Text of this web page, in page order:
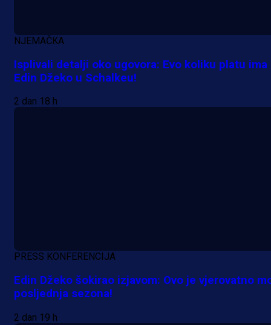
NJEMAČKA
Isplivali detalji oko ugovora: Evo koliku platu ima
Edin Džeko u Schalkeu!
2 dan 18 h
PRESS KONFERENCIJA
Edin Džeko šokirao izjavom: Ovo je vjerovatno
posljednja sezona!
2 dan 19 h